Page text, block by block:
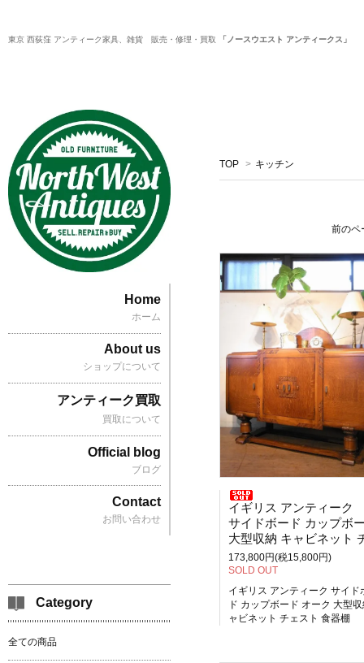
東京 西荻窪 アンティーク家具、雑貨 販売・修理・買取 「ノースウエスト アンティークス」
TOP > キッチン
前のペ
イギリス アンティーク
サイドボード カップボード オー
大型収納 キャビネット チェスト 食器
173,800円(税15,800円)
SOLD OUT
イギリス アンティーク サイド
ド カップボード オーク 大型
ャビネット チェスト 食器棚
Home
ホーム
About us
ショップについて
アンティーク買取
買取について
Official blog
ブログ
Contact
お問い合わせ
Category
全ての商品